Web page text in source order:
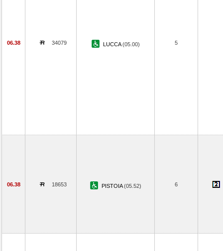
06.38 34079 LUCCA(05.00) 5
06.38 18653 PISTOIA(05.52) 6